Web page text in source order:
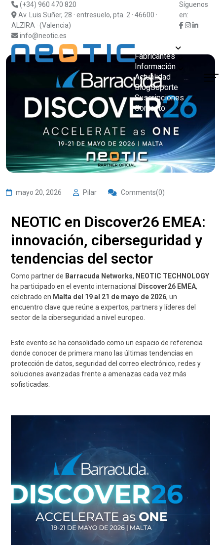
(+34) 960 470 820
Av. Luis Suñer, 28 · entresuelo, pta. 2 · 46600 ·
ALZIRA · (Valencia)
info@neotic.es
Síguenos
en:
Fabricantes
Información
Actualidad
BlogSoporte
Suscripciones
Contacto
mayo 20, 2026 Pilar Comments(0)
NEOTIC en Discover26 EMEA:
innovación, ciberseguridad y
tendencias del sector
Como partner de Barracuda Networks, NEOTIC TECHNOLOGY
ha participado en el evento internacional
Discover26 EMEA,
celebrado en Malta del 19 al 21 de mayo de 2026, un
encuentro clave que reúne a expertos, partners y líderes del
sector de la ciberseguridad a nivel europeo.
Este evento se ha consolidado como un espacio de referencia
donde conocer de primera mano las últimas tendencias en
protección de datos, seguridad del correo electrónico, redes y
soluciones avanzadas frente a amenazas cada vez más
sofisticadas.